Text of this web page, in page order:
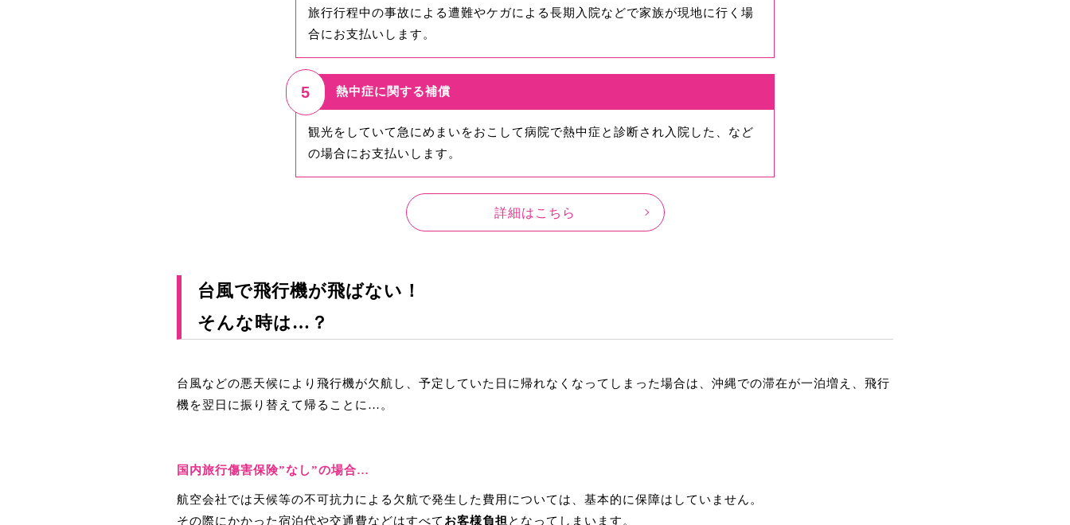
旅行行程中の事故による遭難やケガによる長期入院などで家族が現地に行く場
合にお支払いします。
5 熱中症に関する補償
観光をしていて急にめまいをおこして病院で熱中症と診断され入院した、など
の場合にお支払いします。
詳細はこちら
台風で飛行機が飛ばない！
そんな時は…？
台風などの悪天候により飛行機が欠航し、予定していた日に帰れなくなってしまった場合は、沖縄での滞在が一泊増え、飛行
機を翌日に振り替えて帰ることに…。
国内旅行傷害保険”なし”の場合…
航空会社では天候等の不可抗力による欠航で発生した費用については、基本的に保障はしていません。
その際にかかった宿泊代や交通費などはすべて お客様負担 となってしまいます。